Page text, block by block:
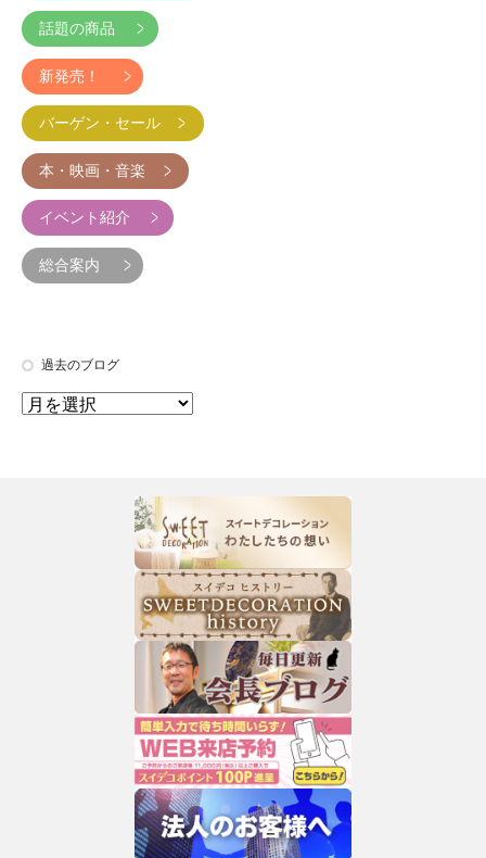
話題の商品
新発売！
バーゲン・セール
本・映画・音楽
イベント紹介
総合案内
過去のブログ